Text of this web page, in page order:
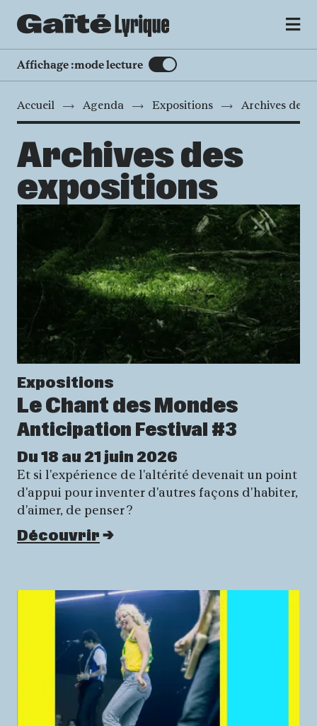
MENU
Affichage :mode lecture
Accueil Agenda Expositions Archives des
Archives des
expositions
Le Chant des Mondes
Anticipation Festival #3
Du 18 au 21 juin 2026
Et si l'expérience de l'altérité devenait un point
d'appui pour inventer d'autres façons d'habiter,
d'aimer, de penser ?
Expositions
Découvrir